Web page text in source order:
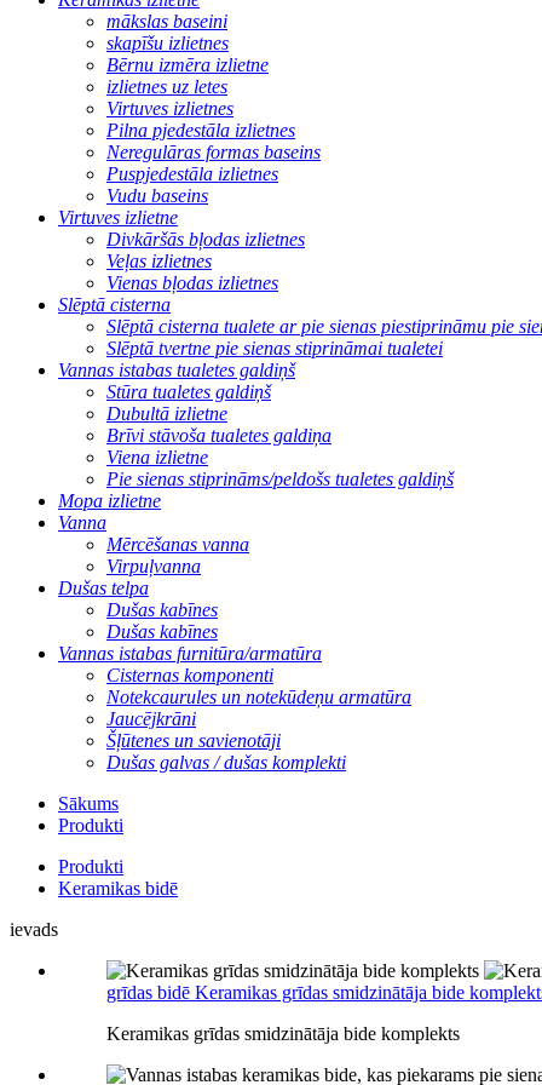
mākslas baseini
skapīšu izlietnes
Bērnu izmēra izlietne
izlietnes uz letes
Virtuves izlietnes
Pilna pjedestāla izlietnes
Neregulāras formas baseins
Puspjedestāla izlietnes
Vudu baseins
Virtuves izlietne
Divkāršās bļodas izlietnes
Veļas izlietnes
Vienas bļodas izlietnes
Slēptā cisterna
Slēptā cisterna tualete ar pie sienas piestiprināmu pie
Slēptā tvertne pie sienas stiprināmai tualetei
Vannas istabas tualetes galdiņš
Stūra tualetes galdiņš
Dubultā izlietne
Brīvi stāvoša tualetes galdiņa
Viena izlietne
Pie sienas stiprināms/peldošs tualetes galdiņš
Mopa izlietne
Vanna
Mērcēšanas vanna
Virpuļvanna
Dušas telpa
Dušas kabīnes
Dušas kabīnes
Vannas istabas furnitūra/armatūra
Cisternas komponenti
Notekcaurules un notekūdeņu armatūra
Jaucējkrāni
Šļūtenes un savienotāji
Dušas galvas / dušas komplekti
Sākums
Produkti
Produkti
Keramikas bidē
ievads
grīdas bidē Keramikas grīdas smidzinātāja bide
Keramikas grīdas smidzinātāja bide komplekts